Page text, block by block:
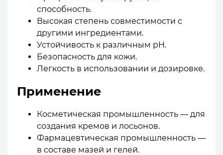
способность.
Высокая степень совместимости с
другими ингредиентами.
Устойчивость к различным pH.
Безопасность для кожи.
Легкость в использовании и дозировке.
Применение
Косметическая промышленность — для
создания кремов и лосьонов.
Фармацевтическая промышленность —
в составе мазей и гелей.